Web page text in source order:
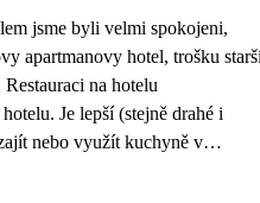
jsme byli velmi spokojeni,
apartmanovy hotel, trošku
na hotelu
Je lepší (stejně drahé i
nebo využít kuchyně v